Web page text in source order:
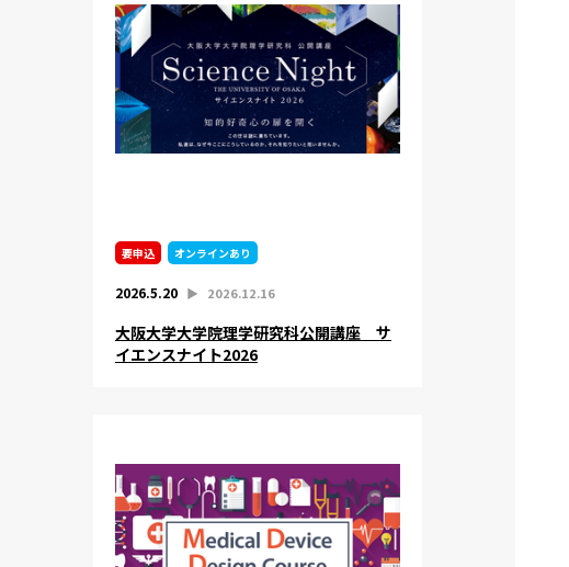
要申込 オンラインあり
2026.5.20 ▶︎ 2026.12.16
大阪大学大学院理学研究科公開講座 サ
イエンスナイト2026